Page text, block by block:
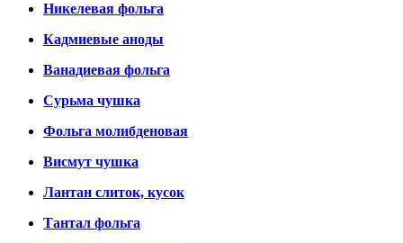
Никелевая фольга
Кадмиевые аноды
Ванадиевая фольга
Сурьма чушка
Фольга молибденовая
Висмут чушка
Лантан слиток, кусок
Тантал фольга